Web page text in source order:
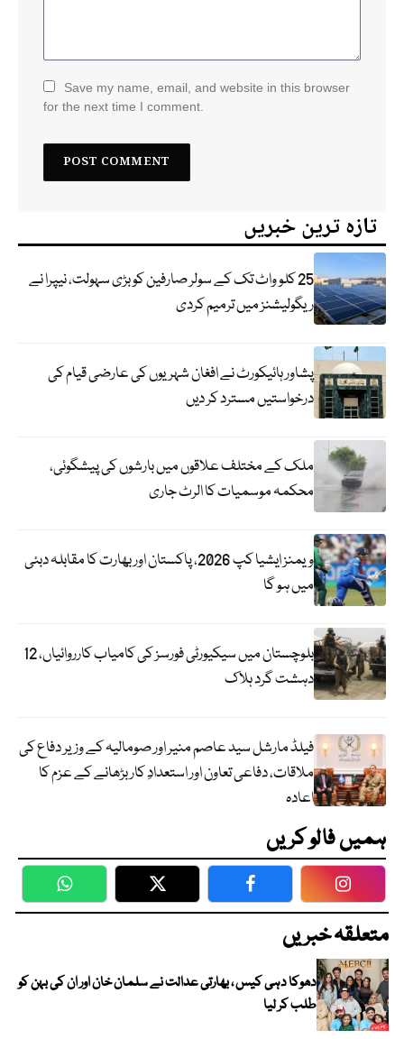
Save my name, email, and website in this browser
for the next time I comment.
تازہ ترین خبریں
25 کلو واٹ تک کے سولر صارفین کو بڑی سہولت، نیپرا نے
ریگولیشنز میں ترمیم کردی
پشاور ہائیکورٹ نے افغان شہریوں کی عارضی قیام کی
درخواستیں مسترد کر دیں
ملک کے مختلف علاقوں میں بارشوں کی پیشگوئی،
محکمہ موسمیات کا الرٹ جاری
ویمنز ایشیا کپ 2026، پاکستان اور بھارت کا مقابلہ دبئی
میں ہو گا
بلوچستان میں سیکیورٹی فورسز کی کامیاب کارروائیاں، 12
دہشت گرد ہلاک
فیلڈ مارشل سید عاصم منیر اور صومالیہ کے وزیر دفاع کی
ملاقات، دفاعی تعاون اور استعدادِ کار بڑھانے کے عزم کا
اعادہ
ہمیں فالو کریں
WhatsApp Twitter Facebook
متعلقہ خبریں
دھوکا دہی کیس ، بھارتی عدالت نے سلمان خان اور ان کی بہن کو
طلب کر لیا